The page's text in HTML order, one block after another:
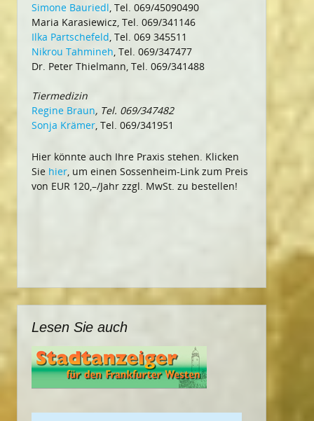
Simone Bauriedl, Tel. 069/45090490
Maria Karasiewicz, Tel. 069/341146
Ilka Partschefeld, Tel. 069 345511
Nikrou Tahmineh, Tel. 069/347477
Dr. Peter Thielmann, Tel. 069/341488
Tiermedizin
Regine Braun, Tel. 069/347482
Sonja Krämer, Tel. 069/341951
Hier könnte auch Ihre Praxis stehen. Klicken
Sie hier, um einen Sossenheim-Link zum Preis
von EUR 120,–/Jahr zzgl. MwSt. zu bestellen!
Lesen Sie auch